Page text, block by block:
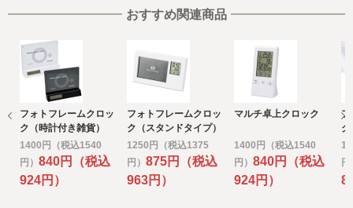
・発行会社の個人情報保護の措置
なお、個人情報保護委員会のホームページ
(https://www.ppc.go.jp/)では、各国における個人情報保護
制度に関する情報について掲載されています。
お客様が未成年の場合、親権者または後見人の承諾を得た
上で、本サービスを利用するものとします。
e) 個人情報の取扱いの委託について
取得した個人情報の取扱いの全部又は、一部を委託するこ
とがあります。
その場合には、当社において最善の考慮を行います。
おすすめ関連商品
フォトフレームクロッ
ク（時計付き雑貨）
1400円（税込1540
円） 840円（税込
924円）
フォトフレームクロッ
ク（スタンドタイプ）
時計付き雑貨
1250円（税込1375
円） 875円（税込
963円）
マルチ卓上クロック
1400円（税込1540
円） 840円（税込
924円）
フ
ク